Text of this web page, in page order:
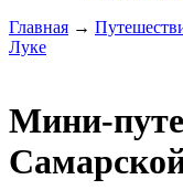
Главная →
Луке
Мини-